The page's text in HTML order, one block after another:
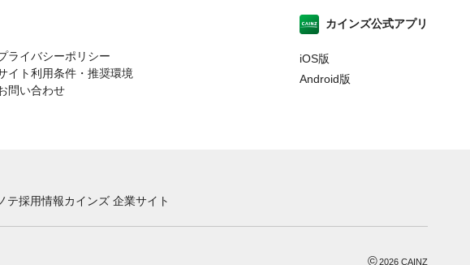
ライバシーポリシー
イト利用条件・推奨環境
問い合わせ
カインズ公式アプリ
iOS版
Android版
テ採用情報カインズ 企業サイト
©2026 CAINZ